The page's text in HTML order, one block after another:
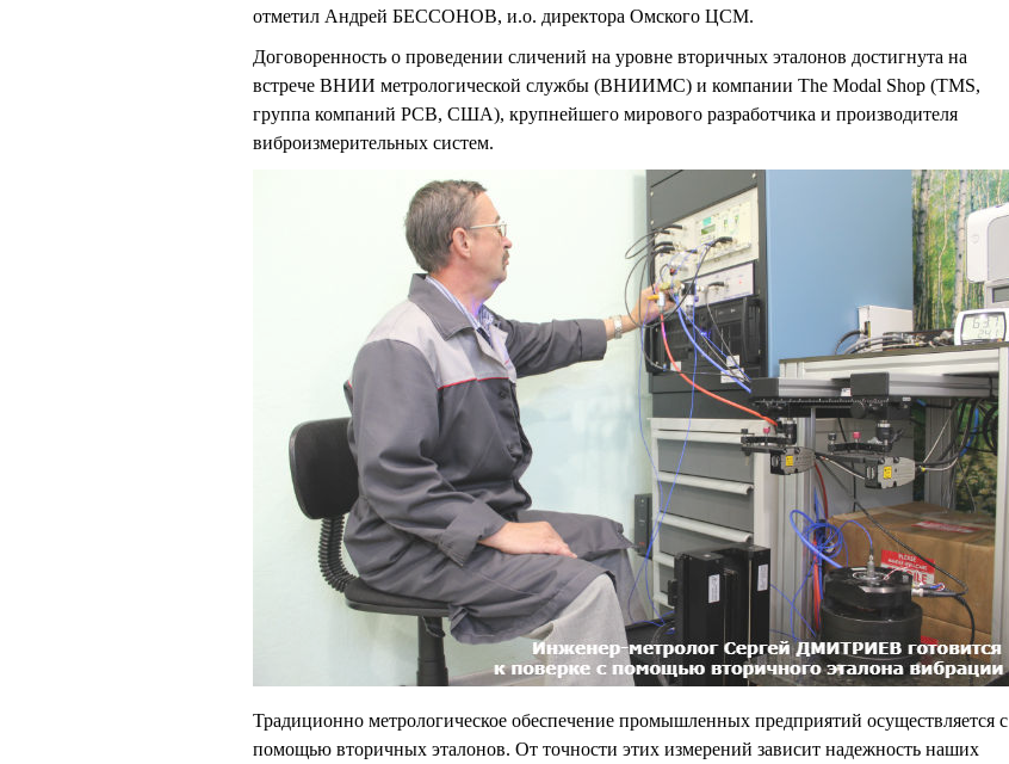
отметил Андрей БЕССОНОВ, и.о. директора Омского ЦСМ.
Договоренность о проведении сличений на уровне вторичных эталонов достигнута на
встрече ВНИИ метрологической службы (ВНИИМС) и компании The Modal Shop (TMS,
группа компаний PCB, США), крупнейшего мирового разработчика и производителя
виброизмерительных систем.
Традиционно метрологическое обеспечение промышленных предприятий осуществляется с
помощью вторичных эталонов. От точности этих измерений зависит надежность наших